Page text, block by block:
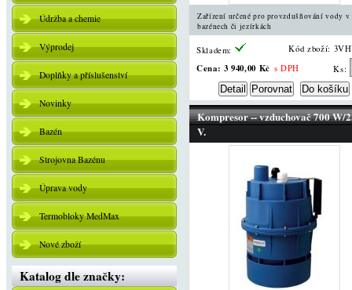
Údržba a chemie
Výprodej
Doplňky a příslušenství
Novinky
Bazén
Strojovna Bazénu
Úprava vody
Termobloky MedMax
Nové zboží
Katalog dle značky:
Zařízení určené pro provzdušňování vody v
bazénech či jezírkách
Skladem: Kód zboží:
Cena: 3 940,00 Kč s DPH Ks:
Kompresor -- vzduchovač 700 W/
V.